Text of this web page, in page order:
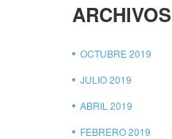
ARCHIVOS
OCTUBRE 2019
JULIO 2019
ABRIL 2019
FEBRERO 2019